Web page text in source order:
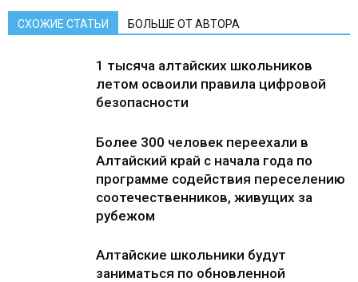
СХОЖИЕ СТАТЬИ БОЛЬШЕ ОТ АВТОРА
1 тысяча алтайских школьников
летом освоили правила цифровой
безопасности
Более 300 человек переехали в
Алтайский край с начала года по
программе содействия переселению
соотечественников, живущих за
рубежом
Алтайские школьники будут
заниматься по обновленной